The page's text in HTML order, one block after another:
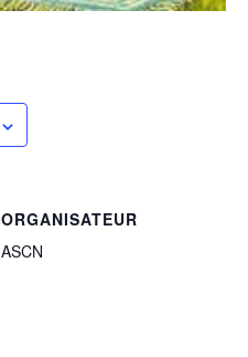
ORGANISATEUR
ASCN